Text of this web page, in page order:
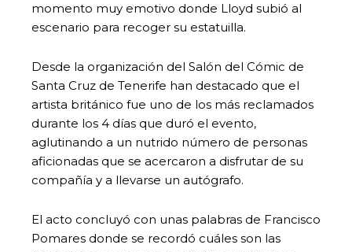
momento muy emotivo donde Lloyd subió al
escenario para recoger su estatuilla.
Desde la organización del Salón del Cómic de
Santa Cruz de Tenerife han destacado que el
artista británico fue uno de los más reclamados
durante los 4 días que duró el evento,
aglutinando a un nutrido número de personas
aficionadas que se acercaron a disfrutar de su
compañía y a llevarse un autógrafo.
El acto concluyó con unas palabras de Francisco
Pomares donde se recordó cuáles son las